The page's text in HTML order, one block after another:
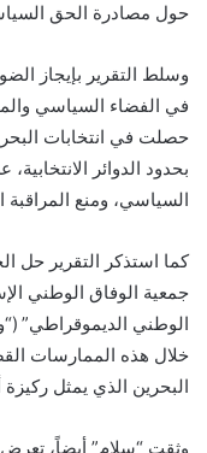
حول مصادرة الحق
وسلط التقرير بإيجاز
في الفضاء السياسي
بحدود الدوائر
السياسي، ومنع المراقبة
كما استذكر التقرير حل
خلال هذه الممارسات
البحرين الذي يمثل